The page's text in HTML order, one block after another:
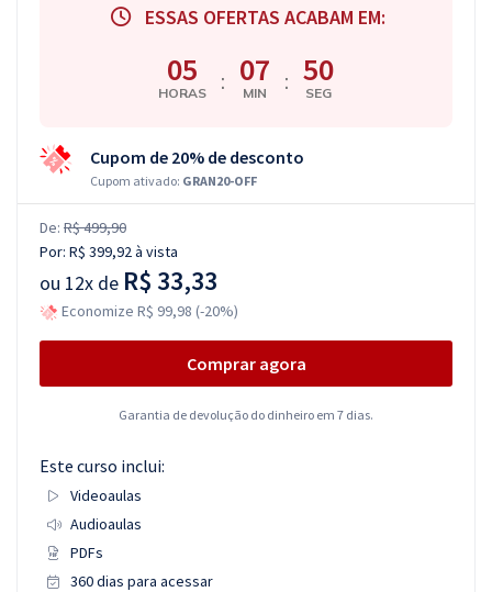
Atendimento ESSAS OFERTAS ACABAM EM:
05
HORAS : 07
MIN : 49
SEG
Cupom de 20% de desconto
Cupom ativado: GRAN20-OFF
De: R$ 499,90
Por: R$ 399,92à vista
ou 12x de R$ 33,33
Economize R$ 99,98 (-20%)
Comprar agora
Garantia de devolução do dinheiro em 7 dias.
Este curso inclui:
Videoaulas
Audioaulas
PDFs
360 dias para acessar